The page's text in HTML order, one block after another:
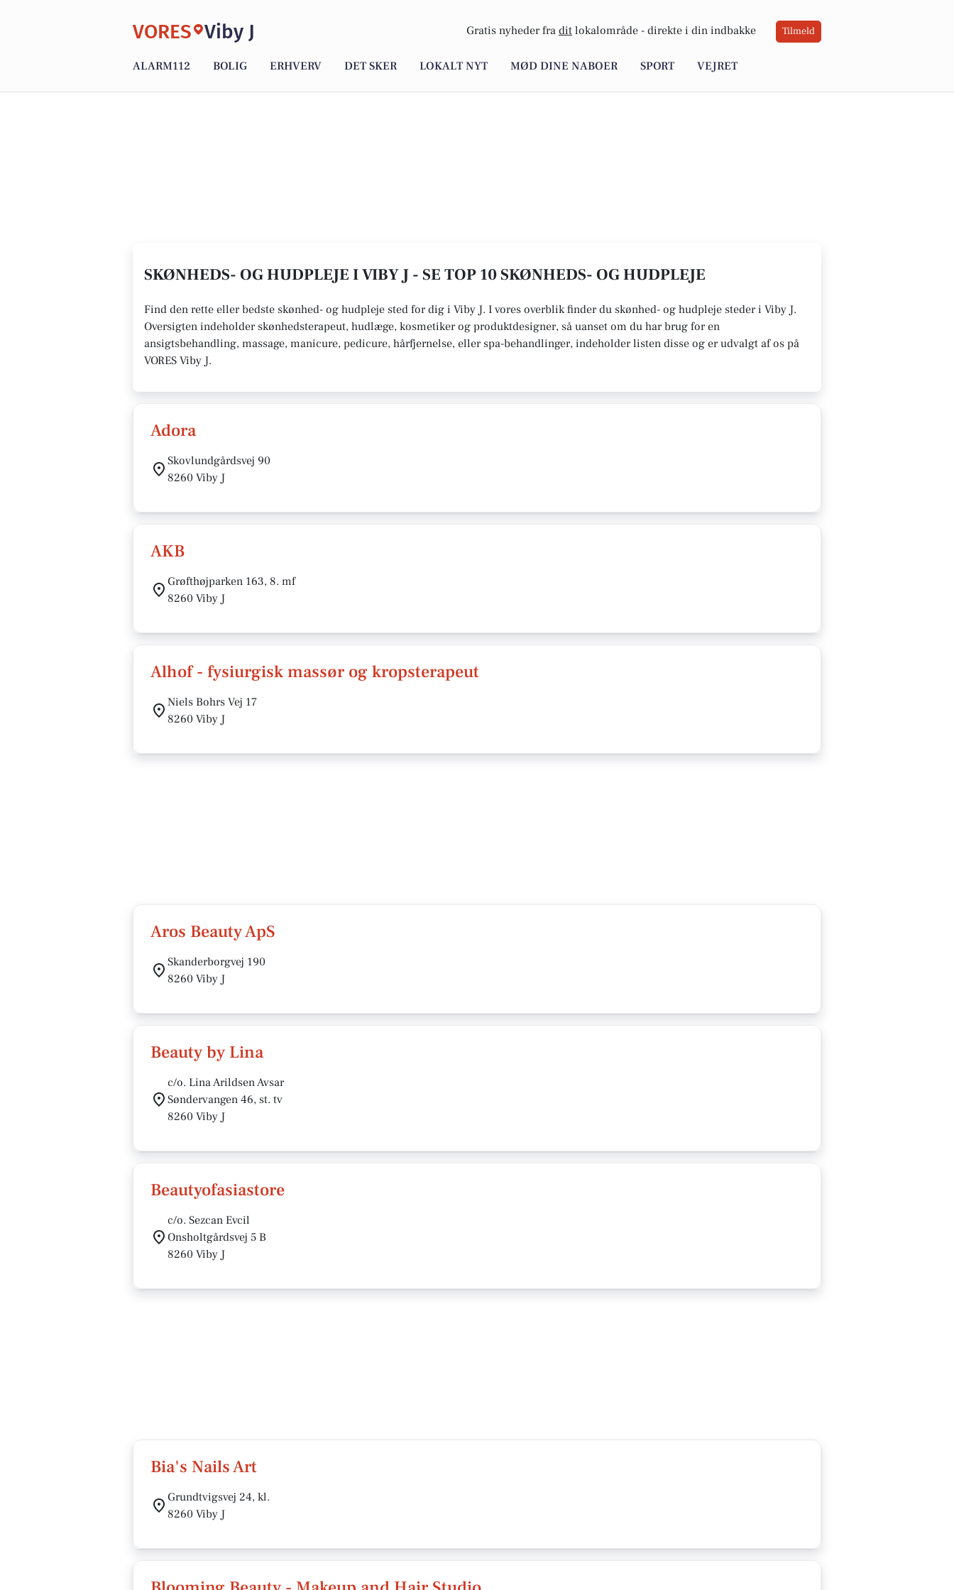
VORES Viby J Gratis nyheder fra dit lokalområde - direkte i din indbakke Tilmeld
ALARM112 BOLIG ERHVERV DET SKER LOKALT NYT MØD DINE NABOER SPORT VEJRET
SKØNHEDS- OG HUDPLEJE I VIBY J - SE TOP 10 SKØNHEDS- OG HUDPLEJE
Find den rette eller bedste skønhed- og hudpleje sted for dig i Viby J. I vores overblik finder du skønhed- og hudpleje steder i Viby J.
Oversigten indeholder skønhedsterapeut, hudlæge, kosmetiker og produktdesigner, så uanset om du har brug for en
ansigtsbehandling, massage, manicure, pedicure, hårfjernelse, eller spa-behandlinger, indeholder listen disse og er udvalgt af os på
VORES Viby J.
Adora
Skovlundgårdsvej 90
8260 Viby J
AKB
Grøfthøjparken 163, 8. mf
8260 Viby J
Alhof - fysiurgisk massør og kropsterapeut
Niels Bohrs Vej 17
8260 Viby J
Aros Beauty ApS
Skanderborgvej 190
8260 Viby J
Beauty by Lina
c/o. Lina Arildsen Avsar
Søndervangen 46, st. tv
8260 Viby J
Beautyofasiastore
c/o. Sezcan Evcil
Onsholtgårdsvej 5 B
8260 Viby J
Bia's Nails Art
Grundtvigsvej 24, kl.
8260 Viby J